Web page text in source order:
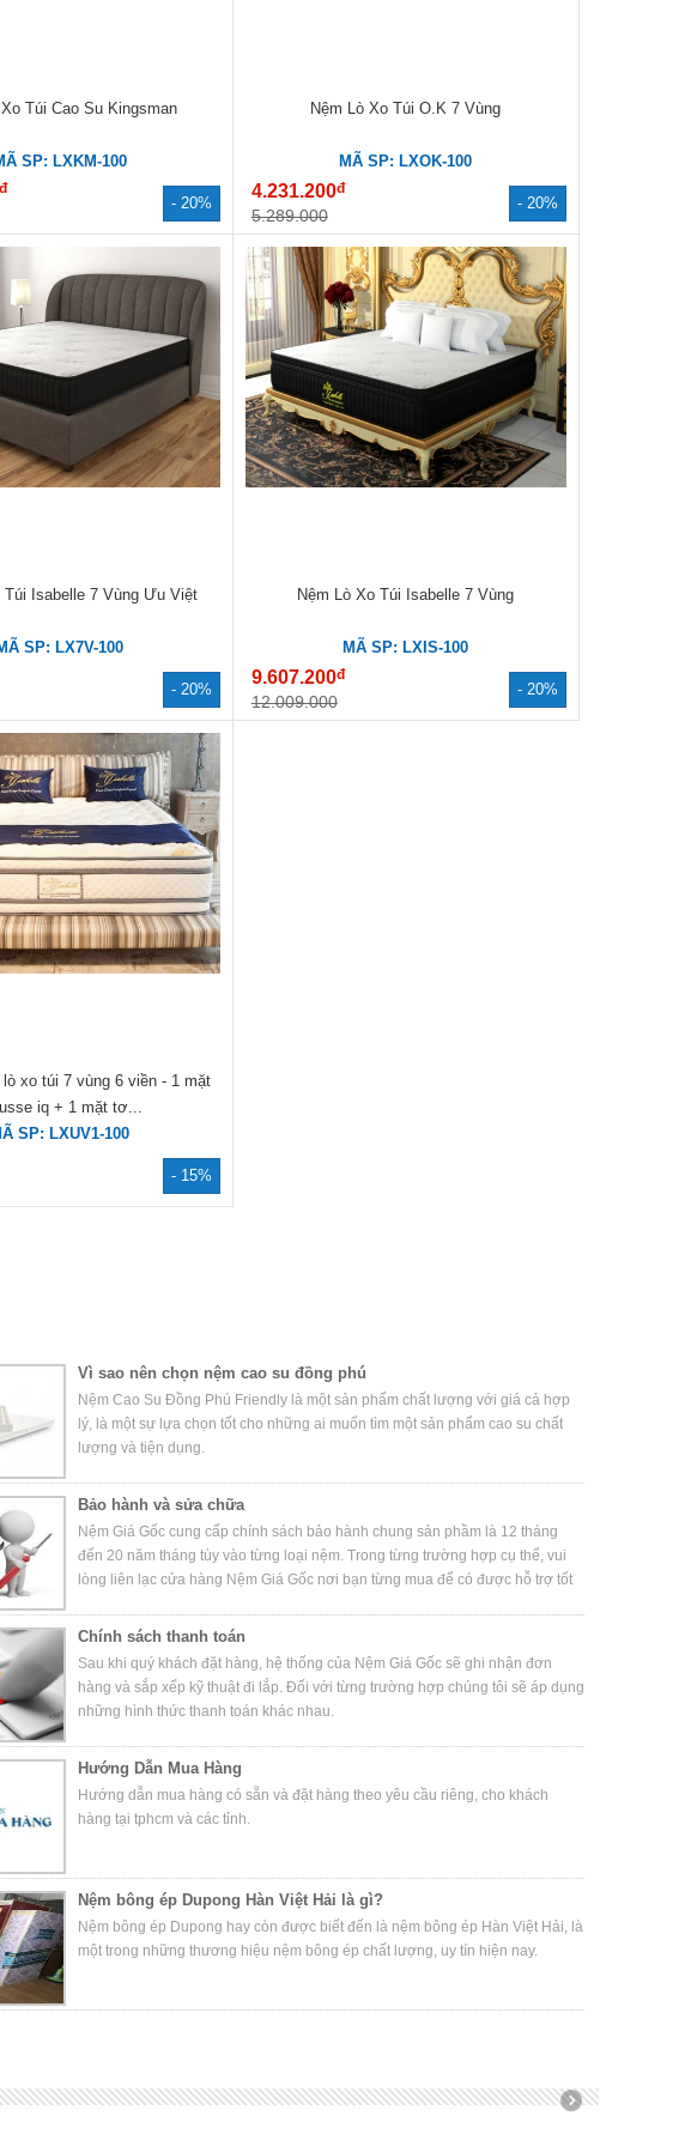
- 20%
Túi Cao Su Kingsman
SP: LXKM-100
đ
- 20%
Nệm Lò Xo Túi O.K 7 Vùng
MÃ SP: LXOK-100
4.231.200đ
5.289.000
- 20%
Túi Isabelle 7 Vùng Ưu Việt
SP: LX7V-100
- 20%
Nệm Lò Xo Túi Isabelle 7 Vùng
MÃ SP: LXIS-100
9.607.200đ
12.009.000
- 15%
lò xo túi 7 vùng 6 viền - 1 mặt
iq + 1 mặt tơ...
SP: LXUV1-100
Vì sao nên chọn nệm cao su đồng phú
Nệm Cao Su Đồng Phú Friendly là một sản phẩm chất lượng với giá cả hợp
lý, là một sự lựa chọn tốt cho những ai muốn tìm một sản phẩm cao su chất
lượng và tiện dụng.
Bảo hành và sửa chữa
Nệm Giá Gốc cung cấp chính sách bảo hành chung sản phầm là 12 tháng
đến 20 năm tháng tùy vào từng loại nệm. Trong từng trường hợp cụ thể, vui
lòng liên lạc cửa hàng Nệm Giá Gốc nơi bạn từng mua để có được hỗ trợ tốt
Chính sách thanh toán
Sau khi quý khách đặt hàng, hệ thống của Nệm Giá Gốc sẽ ghi nhận đơn
hàng và sắp xếp kỹ thuật đi lắp. Đối với từng trường hợp chúng tôi sẽ áp dụng
những hình thức thanh toán khác nhau.
Hướng Dẫn Mua Hàng
Hướng dẫn mua hàng có sẵn và đặt hàng theo yêu cầu riêng, cho khách
hàng tại tphcm và các tỉnh.
Nệm bông ép Dupong Hàn Việt Hải là gì?
Nệm bông ép Dupong hay còn được biết đến là nệm bông ép Hàn Việt Hải, là
một trong những thương hiệu nệm bông ép chất lượng, uy tín hiện nay.